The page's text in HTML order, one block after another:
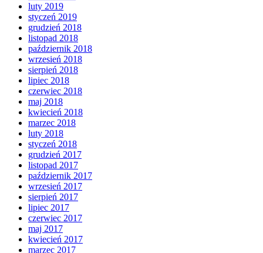
luty 2019
styczeń 2019
grudzień 2018
listopad 2018
październik 2018
wrzesień 2018
sierpień 2018
lipiec 2018
czerwiec 2018
maj 2018
kwiecień 2018
marzec 2018
luty 2018
styczeń 2018
grudzień 2017
listopad 2017
październik 2017
wrzesień 2017
sierpień 2017
lipiec 2017
czerwiec 2017
maj 2017
kwiecień 2017
marzec 2017